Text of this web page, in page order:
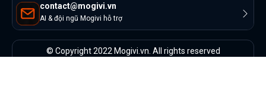
contact@mogivi.vn
AI & đội ngũ Mogivi hỗ trợ
© Copyright 2022 Mogivi.vn. All rights reserved